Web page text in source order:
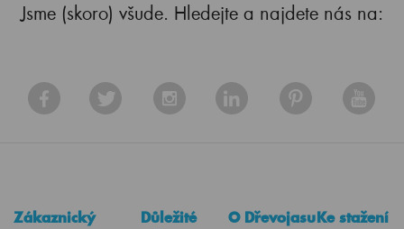
Jsme (skoro) všude. Hledejte a najdete nás na:
Zákaznický
Důležité
O DřevojasuKe stažení